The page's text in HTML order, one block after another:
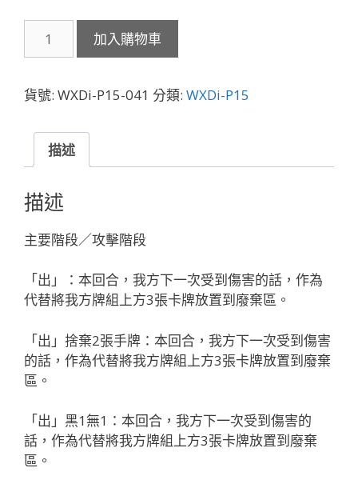
P15-
ア
フ
ウ
ソ
ー
ン
ア
イ
ビ
ー
「黑
色
輔
助
分
身
ア
ル
加入購物車
貨號: WXDi-P15-041 分類: WXDi-P15
描述
描述
主要階段／攻擊階段
「出」：本回合，我方下一次受到傷害的話，作為
代替將我方牌組上方3張卡牌放置到廢棄區。
「出」捨棄2張手牌：本回合，我方下一次受到傷害
的話，作為代替將我方牌組上方3張卡牌放置到廢棄
區。
「出」黑1無1：本回合，我方下一次受到傷害的
話，作為代替將我方牌組上方3張卡牌放置到廢棄
區。